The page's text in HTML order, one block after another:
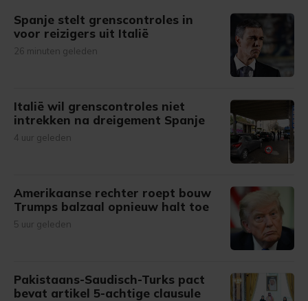
Spanje stelt grenscontroles in
voor reizigers uit Italië
26 minuten geleden
Italië wil grenscontroles niet
intrekken na dreigement Spanje
4 uur geleden
Amerikaanse rechter roept bouw
Trumps balzaal opnieuw halt toe
5 uur geleden
Pakistaans-Saudisch-Turks pact
bevat artikel 5-achtige clausule